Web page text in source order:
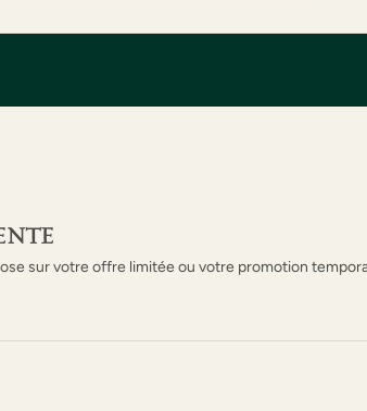
sur votre offre limitée ou votre promotion